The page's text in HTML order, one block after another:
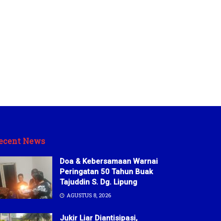
News
Doa & Kebersamaan Warnai
Peringatan 50 Tahun Buak
Tajuddin S. Dg. Lipung
AGUSTUS 8, 2026
Jukir Liar Diantisipasi,